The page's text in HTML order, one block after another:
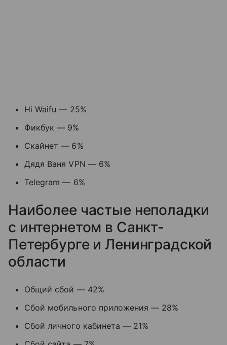
Hi Waifu — 25%
Фикбук — 9%
Скайнет — 6%
Дядя Ваня VPN — 6%
Telegram — 6%
Наиболее частые неполадки
с интернетом в Санкт-
Петербурге и Ленинградской
области
Общий сбой — 42%
Сбой мобильного приложения — 28%
Сбой личного кабинета — 21%